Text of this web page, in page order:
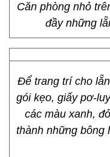
Căn phòng nhỏ
đầy những
Để trang trí cho
gói kẹo, giấy pơ-
các màu xanh,
thành những bông